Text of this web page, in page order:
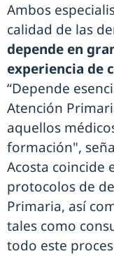
Ambos
calidad de las
depende en
experiencia de
“Depende
Atención
aquellos
formación",
Acosta coincide
protocolos de
Primaria, así
tales como
todo este